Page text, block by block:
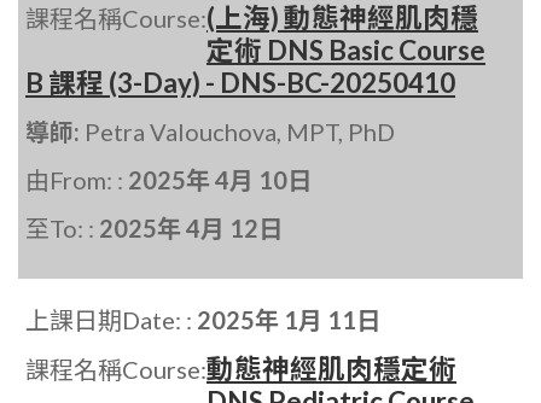
課程名稱Course:(上海) 動態神經肌肉穩
定術 DNS Basic Course
B 課程 (3-Day) - DNS-BC-20250410
導師: Petra Valouchova, MPT, PhD
由From: : 2025年 4月 10日
至To: : 2025年 4月 12日
上課日期Date: : 2025年 1月 11日
課程名稱Course:動態神經肌肉穩定術